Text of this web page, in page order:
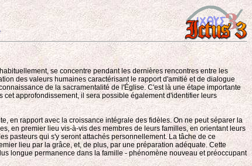
se concentre pendant les dernières rencontres entre les
des valeurs humaines caractérisant le rapport d'amitié et de dialogue
de la sacramentalité de l'Église. C'est là une étape importante
approfondissement, il sera possible également d'identifier leurs
en rapport avec la croissance intégrale des fidèles. On ne peut séparer la
en premier lieu vis-à-vis des membres de leurs familles, en orientant leurs
pasteurs qui s'y seront attachés personnellement. La tâche de ce
lieu par la grâce, et, de plus, par une préparation adéquate. Cette
longue permanence dans la famille - phénomène nouveau et préoccupant